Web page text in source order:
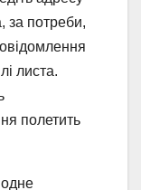
за потреби,
листа.
полетить